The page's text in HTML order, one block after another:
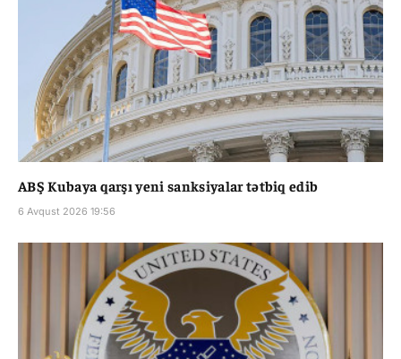
ABŞ Kubaya qarşı yeni sanksiyalar tətbiq edib
6 Avqust 2026 19:56